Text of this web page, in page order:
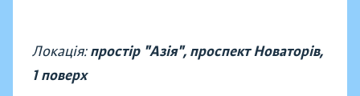
Локація:простір "Азія", проспект Новаторів,
1 поверх